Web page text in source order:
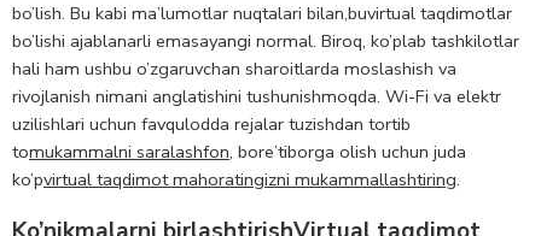
bo’lish. Bu kabi ma’lumotlar nuqtalari bilan,buvirtual taqdimotlar
bo’lishi ajablanarli emasayangi normal. Biroq, ko’plab tashkilotlar
hali ham ushbu o’zgaruvchan sharoitlarda moslashish va
rivojlanish nimani anglatishini tushunishmoqda. Wi-Fi va elektr
uzilishlari uchun favqulodda rejalar tuzishdan tortib
tomukammalni saralashfon, bore’tiborga olish uchun juda
ko’pvirtual taqdimot mahoratingizni mukammallashtiring.